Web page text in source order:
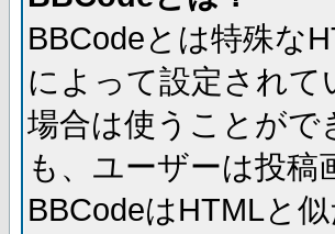
BBCodeとは特殊な
によって設定され
場合は使うことがで
も、ユーザーは投
BBCodeはHTMLと